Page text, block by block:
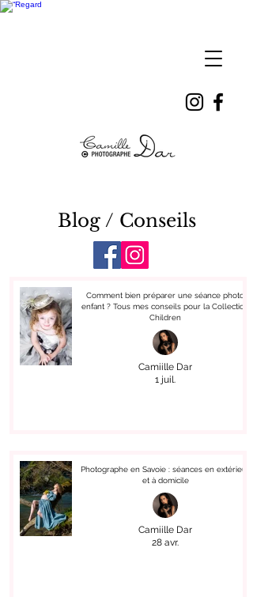
Blog / Conseils
Comment bien préparer une séance photo
enfant ? Tous mes conseils pour la Collection
Children
Camiille Dar
1 juil.
Photographe en Savoie : séances en extérieur
et à domicile
Camiille Dar
28 avr.